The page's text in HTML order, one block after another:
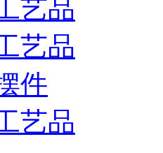
艺品
艺品
件
艺品